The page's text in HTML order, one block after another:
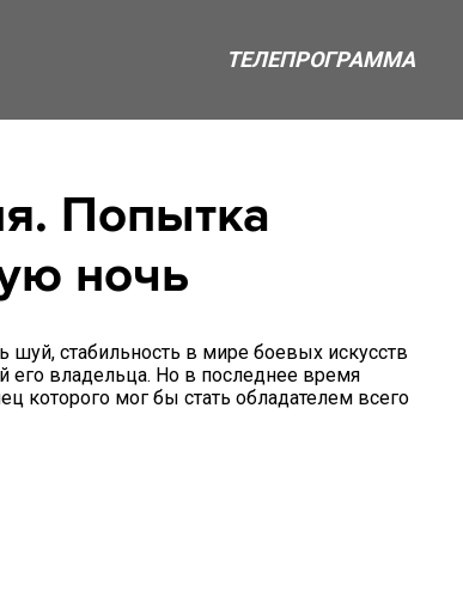
ТЕЛЕПРОГРАММА
Попытка
ночь
шуй, стабильность в мире боевых искусств
его владельца. Но в последнее время
которого мог бы стать обладателем всего